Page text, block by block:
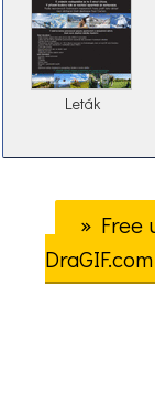
Leták
» Free